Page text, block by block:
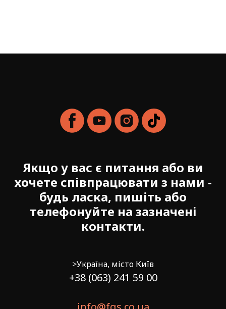
Якщо у вас є питання або ви
хочете співпрацювати з нами -
будь ласка, пишіть або
телефонуйте на зазначені
контакти.
>Україна, місто Київ
+38 (063) 241 59 00